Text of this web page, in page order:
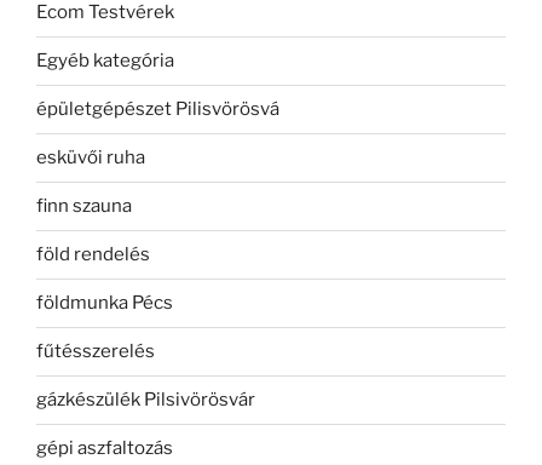
Ecom Testvérek
Egyéb kategória
épületgépészet Pilisvörösvá
esküvői ruha
finn szauna
föld rendelés
földmunka Pécs
fűtésszerelés
gázkészülék Pilsivörösvár
gépi aszfaltozás